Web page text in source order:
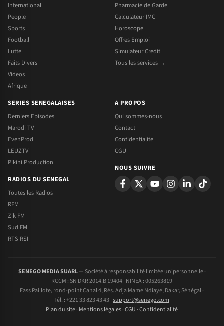
International
People
Sports
Football
Lutte
Faits Divers
Videos
Afrique
Pharmacie de Garde
Calculateur IMC
Horoscope
Offres Emploi
Simulateur Credit
Tous les services →
SERIES SENEGALAISES
Derniers Episodes
Marodi TV
EvenProd
LEUZTV
Pikini Production
RADIOS DU SENEGAL
Toutes les Radios
RFM
Zik FM
Sud FM
RTS RSI
A PROPOS
Qui sommes-nous
Contact
Confidentialite
CGU
NOUS SUIVRE
SENEGO MEDIA SUARL— Société à responsabilité limitée unipersonnelle ·
RCCM : SN DKR 2014.B 19404 · NINEA : 005263819
Fass Paillote, rond-point Canal 4, Rés. Adja Mame Ndiaye, Dakar, Sénégal ·
Tél. : +221 33 823 43 43 ·support@senego.com
Plan du site· Mentions légales·CGU ·Confidentialité